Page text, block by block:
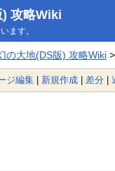
) 攻略Wiki
ます。
の大地(DS版) 攻略Wiki>
ジ編集 | 新規作成 | 差分 |